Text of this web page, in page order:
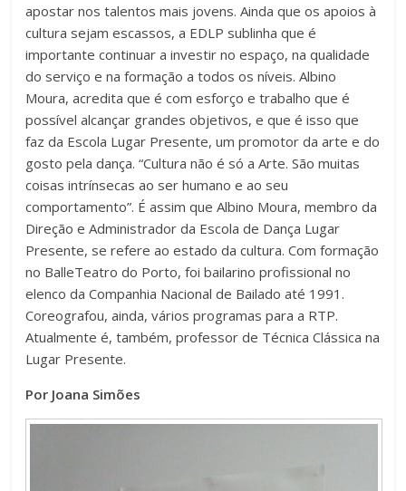
apostar nos talentos mais jovens. Ainda que os apoios à
cultura sejam escassos, a EDLP sublinha que é
importante continuar a investir no espaço, na qualidade
do serviço e na formação a todos os níveis. Albino
Moura, acredita que é com esforço e trabalho que é
possível alcançar grandes objetivos, e que é isso que
faz da Escola Lugar Presente, um promotor da arte e do
gosto pela dança. “Cultura não é só a Arte. São muitas
coisas intrínsecas ao ser humano e ao seu
comportamento”. É assim que Albino Moura, membro da
Direção e Administrador da Escola de Dança Lugar
Presente, se refere ao estado da cultura. Com formação
no BalleTeatro do Porto, foi bailarino profissional no
elenco da Companhia Nacional de Bailado até 1991.
Coreografou, ainda, vários programas para a RTP.
Atualmente é, também, professor de Técnica Clássica na
Lugar Presente.
Por Joana Simões